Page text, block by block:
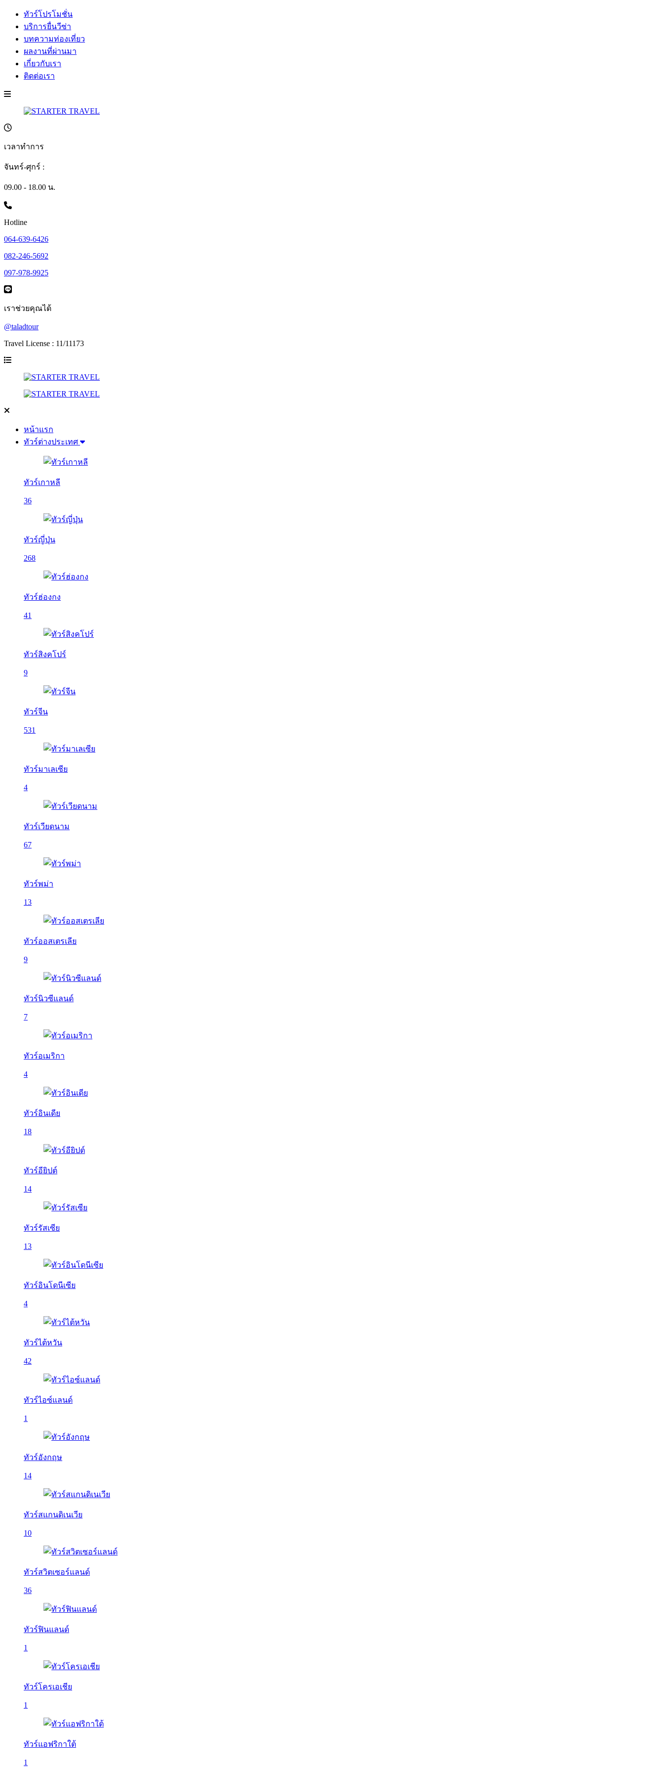
ทัวร์โปรโมชั่น
บริการยื่นวีซ่า
บทความท่องเที่ยว
ผลงานที่ผ่านมา
เกี่ยวกับเรา
ติดต่อเรา
เวลาทำการ
จันทร์-ศุกร์ :
09.00 - 18.00 น.
Hotline
064-639-6426
082-246-5692
097-978-9925
เราช่วยคุณได้
@taladtour
Travel License : 11/11173
หน้าแรก
ทัวร์ต่างประเทศ
ทัวร์เกาหลี
36
ทัวร์ญี่ปุ่น
268
ทัวร์ฮ่องกง
41
ทัวร์สิงคโปร์
9
ทัวร์จีน
531
ทัวร์มาเลเซีย
4
ทัวร์เวียดนาม
67
ทัวร์พม่า
13
ทัวร์ออสเตรเลีย
9
ทัวร์นิวซีแลนด์
7
ทัวร์อเมริกา
4
ทัวร์อินเดีย
18
ทัวร์อียิปต์
14
ทัวร์รัสเซีย
13
ทัวร์อินโดนีเซีย
4
ทัวร์ไต้หวัน
42
ทัวร์ไอซ์แลนด์
1
ทัวร์อังกฤษ
14
ทัวร์สแกนดิเนเวีย
10
ทัวร์สวิตเซอร์แลนด์
36
ทัวร์ฟินแลนด์
1
ทัวร์โครเอเชีย
1
ทัวร์แอฟริกาใต้
1